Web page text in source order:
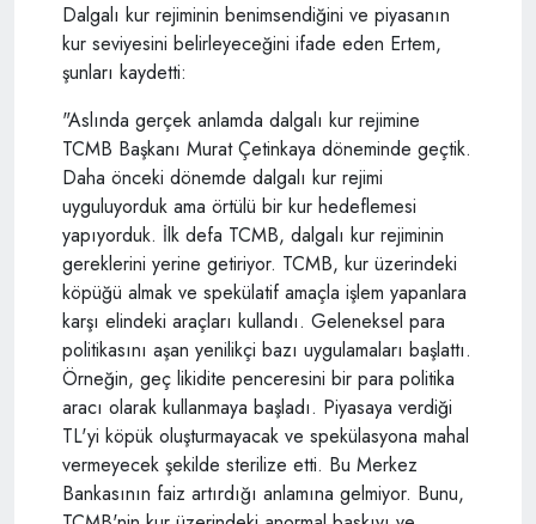
Dalgalı kur rejiminin benimsendiğini ve piyasanın
kur seviyesini belirleyeceğini ifade eden Ertem,
şunları kaydetti:
"Aslında gerçek anlamda dalgalı kur rejimine
TCMB Başkanı Murat Çetinkaya döneminde geçtik.
Daha önceki dönemde dalgalı kur rejimi
uyguluyorduk ama örtülü bir kur hedeflemesi
yapıyorduk. İlk defa TCMB, dalgalı kur rejiminin
gereklerini yerine getiriyor. TCMB, kur üzerindeki
köpüğü almak ve spekülatif amaçla işlem yapanlara
karşı elindeki araçları kullandı. Geleneksel para
politikasını aşan yenilikçi bazı uygulamaları başlattı.
Örneğin, geç likidite penceresini bir para politika
aracı olarak kullanmaya başladı. Piyasaya verdiği
TL'yi köpük oluşturmayacak ve spekülasyona mahal
vermeyecek şekilde sterilize etti. Bu Merkez
Bankasının faiz artırdığı anlamına gelmiyor. Bunu,